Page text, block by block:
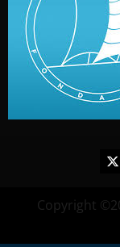
Copyright